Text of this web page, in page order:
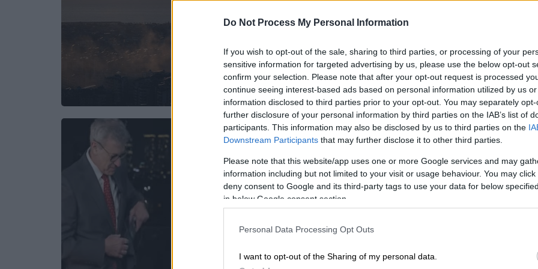
Do Not Process My Personal Information
If you wish to opt-out of the sale, sharing to third parties, or processing of your
sensitive information for targeted advertising by us, please use the below opt-out
confirm your selection. Please note that after your opt-out request is processed
continue seeing interest-based ads based on personal information utilized by us
information disclosed to third parties prior to your opt-out. You may separately
further disclosure of your personal information by third parties on the IAB’s list of
participants. This information may also be disclosed by us to third parties on the
Downstream Participants that may further disclose it to other third parties.
Please note that this website/app uses one or more Google services and may
information including but not limited to your visit or usage behaviour. You may
deny consent to Google and its third-party tags to use your data for below
in below Google consent section.
Personal Data Processing Opt Outs
I want to opt-out of the Sharing of my personal data.
λέει πως ήρθε η «β' φάση»
Μέσα στην αεροπορική βάση
βρίσκεται αυτή την ώρα ο Βρετανός
υπουργός Άμυνας, Τζον Χίλι
«Πρέπει να κινηθούμε πολύ
γρήγορα, δεν αναχαιτίζουν
τίποτα»: Τρόμος για πυραυλική
Δείτε το βίντεο